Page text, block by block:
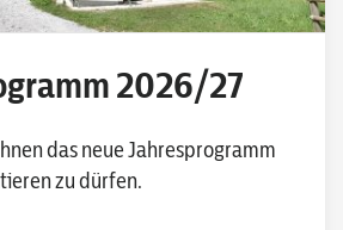
2026/27
das neue Jahresprogramm
zu dürfen.